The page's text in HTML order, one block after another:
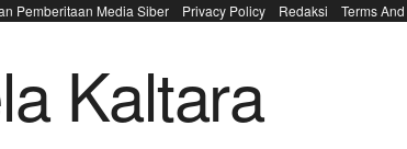
Pemberitaan Media Siber Privacy Policy Redaksi Terms